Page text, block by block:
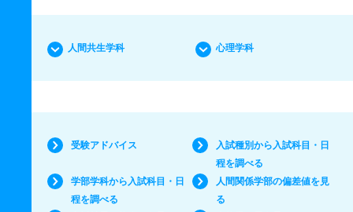
人間共生学科 心理学科
受験アドバイス
入試種別から入試科目・日
程を調べる
学部学科から入試科目・日
程を調べる
人間関係学部の偏差値を見
る